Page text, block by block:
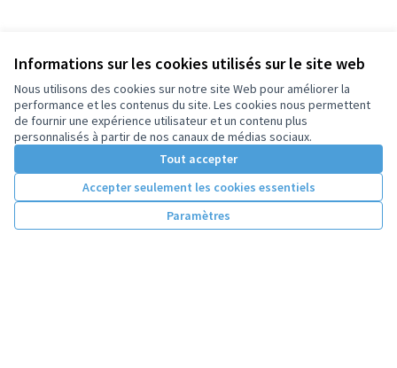
Informations sur les cookies utilisés sur le site web
Nous utilisons des cookies sur notre site Web pour améliorer la
performance et les contenus du site. Les cookies nous permettent
de fournir une expérience utilisateur et un contenu plus
personnalisés à partir de nos canaux de médias sociaux.
Tout accepter
Accepter seulement les cookies essentiels
Paramètres